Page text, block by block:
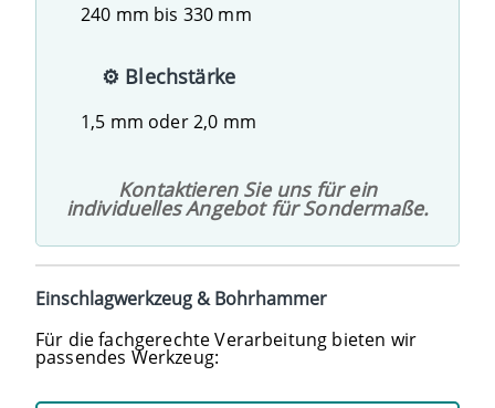
240 mm bis 330 mm
⚙️ Blechstärke
1,5 mm oder 2,0 mm
Kontaktieren Sie uns für ein
individuelles Angebot für Sondermaße.
Einschlagwerkzeug & Bohrhammer
Für die fachgerechte Verarbeitung bieten wir
passendes Werkzeug: